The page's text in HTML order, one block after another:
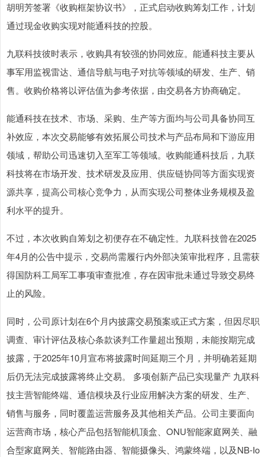
胡明芳签署《收购框架协议书》，正式启动收购筹划工作，计划
通过现金收购实现对能通科技的控股。
九联科技彼时表示，收购具有较强的协同效应。能通科技主要从
事军用监视雷达、通信导航与电子对抗等领域的研发、生产、销
售。收购价格将以评估值为参考依据，由交易各方协商确定。
能通科技在技术、市场、采购、生产等方面均与公司具备协同互
补效应，本次交易能够有效拓展公司技术与产品布局和下游应用
领域，帮助公司迅速切入至军工等领域。收购能通科技后，九联
科技将在市场开发、技术研发及应用、供应链协同等方面实现资
源共享，提高公司核心竞争力，从而实现公司整体业务规模及盈
利水平的提升。
不过，本次收购自筹划之初便存在不确定性。九联科技曾在2025
年4月的公告中提示，交易尚需履行内外部决策审批程序，且需获
得国防科工局军工事项审查批准，存在因审批未通过导致交易终
止的风险。
同时，公司原计划在6个月内披露交易预案或正式方案，但因尽职
调查、审计评估及核心条款谈判工作量超出预期，未能按期完成
披露，于2025年10月宣布将披露时间延期三个月，并明确若延期
后仍无法完成披露将终止交易。 多项创新产品已实现量产 九联科
技主营智能终端、通信模块及行业应用解决方案的研发、生产、
销售与服务，同时覆盖运营服务及其他相关产品。公司主要面向
运营商市场，核心产品包括智能机顶盒、ONU智能家庭网关、融
合型家庭网关、智能路由器、智能摄像头、鸿蒙终端，以及NB-Io